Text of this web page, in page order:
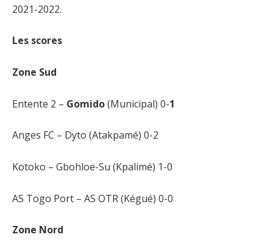
2021-2022.
Les scores
Zone Sud
Entente 2 – Gomido(Municipal) 0-1
Anges FC – Dyto (Atakpamé) 0-2
Kotoko – Gbohloe-Su (Kpalimé) 1-0
AS Togo Port – AS OTR (Kégué) 0-0
Zone Nord